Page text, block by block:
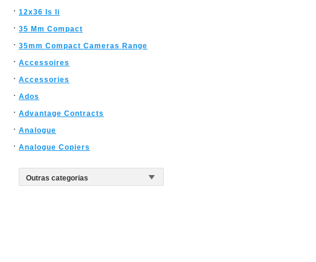
12x36 Is Ii
35 Mm Compact
35mm Compact Cameras Range
Accessoires
Accessories
Ados
Advantage Contracts
Analogue
Analogue Copiers